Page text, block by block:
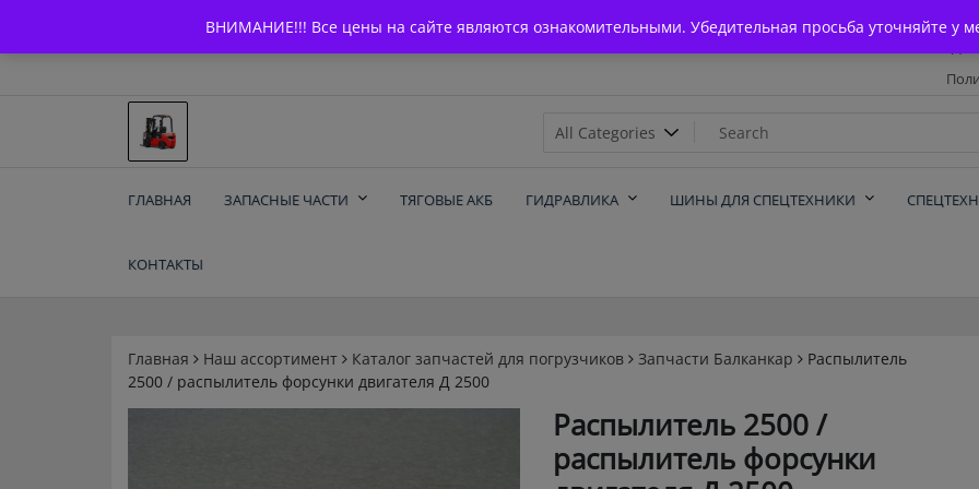
ВНИМАНИЕ!!! Все цены на сайте являются ознакомительными. Убедительная просьба уточняйте у
content
Запчасти для вилочых
ГЛАВНАЯ ЗАПАСНЫЕ ЧАСТИ ТЯГОВЫЕ АКБ ГИДРАВЛИКА ШИНЫ ДЛЯ СПЕЦТЕХНИКИ
КОНТАКТЫ
Главная Наш ассортимент Каталог запчастей для погрузчиков Запчасти Балканкар
Распылитель
2500 / распылитель форсунки двигателя Д 2500
Распылитель 2500 /
распылитель форсунки